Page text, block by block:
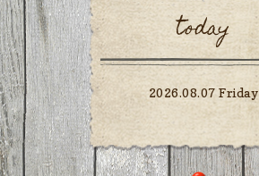
today
2026.08.07 Friday